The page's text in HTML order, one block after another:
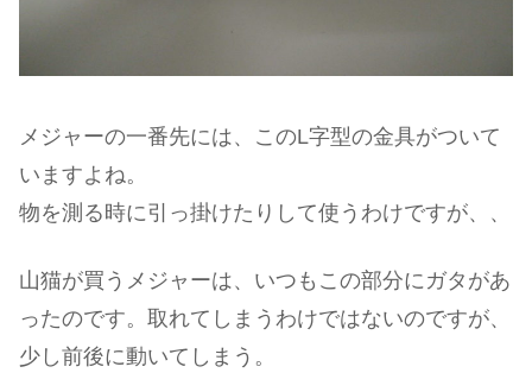
メジャーの一番先には、このL字型の金具がついて
いますよね。
物を測る時に引っ掛けたりして使うわけですが、、
山猫が買うメジャーは、いつもこの部分にガタがあ
ったのです。取れてしまうわけではないのですが、
少し前後に動いてしまう。